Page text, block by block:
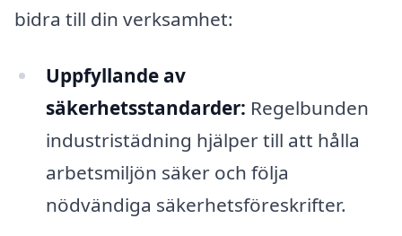
bidra till din verksamhet:
Uppfyllande av
säkerhetsstandarder: Regelbunden
industristädning hjälper till att hålla
arbetsmiljön säker och följa
nödvändiga säkerhetsföreskrifter.